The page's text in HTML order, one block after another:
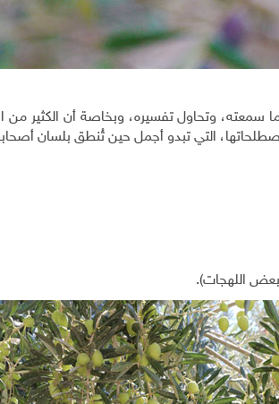
وتحاول تفسيره، وبخاصة أن الكثير من
التي تبدو أجمل حين تُنطق بلسان
اللهجات).